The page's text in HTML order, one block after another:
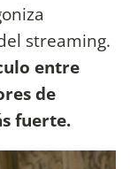
streaming.
entre
de
fuerte.